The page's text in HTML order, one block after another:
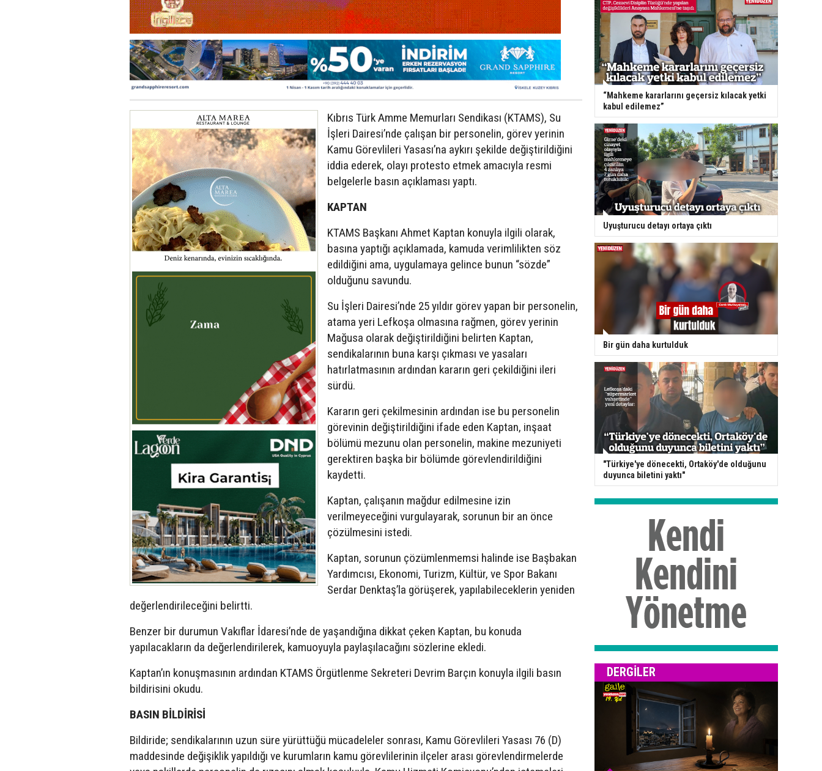
Kıbrıs Türk Amme Memurları Sendikası (KTAMS), Su
İşleri Dairesi’nde çalışan bir personelin, görev yerinin
Kamu Görevlileri Yasası’na aykırı şekilde değiştirildiğini
iddia ederek, olayı protesto etmek amacıyla resmi
belgelerle basın açıklaması yaptı.
KAPTAN
KTAMS Başkanı Ahmet Kaptan konuyla ilgili olarak,
basına yaptığı açıklamada, kamuda verimlilikten söz
edildiğini ama, uygulamaya gelince bunun “sözde”
olduğunu savundu.
Su İşleri Dairesi’nde 25 yıldır görev yapan bir personelin,
atama yeri Lefkoşa olmasına rağmen, görev yerinin
Mağusa olarak değiştirildiğini belirten Kaptan,
sendikalarının buna karşı çıkması ve yasaları
hatırlatmasının ardından kararın geri çekildiğini ileri
sürdü.
Kararın geri çekilmesinin ardından ise bu personelin
görevinin değiştirildiğini ifade eden Kaptan, inşaat
bölümü mezunu olan personelin, makine mezuniyeti
gerektiren başka bir bölümde görevlendirildiğini
kaydetti.
Kaptan, çalışanın mağdur edilmesine izin
verilmeyeceğini vurgulayarak, sorunun bir an önce
çözülmesini istedi.
Kaptan, sorunun çözümlenmemsi halinde ise Başbakan
Yardımcısı, Ekonomi, Turizm, Kültür, ve Spor Bakanı
Serdar Denktaş’la görüşerek, yapılabileceklerin yeniden
değerlendirileceğini belirtti.
Benzer bir durumun Vakıflar İdaresi’nde de yaşandığına dikkat çeken Kaptan, bu konuda
yapılacakların da değerlendirilerek, kamuoyuyla paylaşılacağını sözlerine ekledi.
Kaptan’ın konuşmasının ardından KTAMS Örgütlenme Sekreteri Devrim Barçın konuyla ilgili basın
bildirisini okudu.
BASIN BİLDİRİSİ
Bildiride; sendikalarının uzun süre yürüttüğü mücadeleler sonrası, Kamu Görevlileri Yasası 76 (D)
maddesinde değişiklik yapıldığı ve kurumların kamu görevlilerinin ilçeler arası görevlendirmelerde
“Mahkeme kararlarını geçersiz kılacak yetki
kabul edilemez”
Uyuşturucu detayı ortaya çıktı
Bir gün daha kurtulduk
"Türkiye'ye dönecekti, Ortaköy'de olduğunu
duyunca biletini yaktı"
DERGILER